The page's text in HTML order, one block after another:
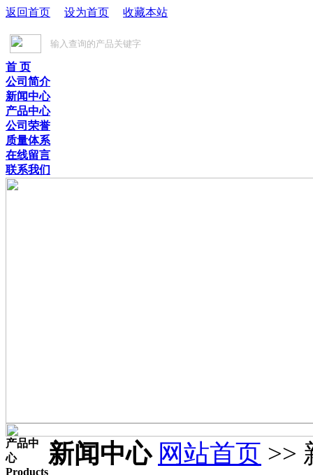
返回首页 设为首页 收藏本站
首 页
公司简介
新闻中心
产品中心
公司荣誉
质量体系
在线留言
联系我们
产品中
心
Products
新闻中心 网站首页 >>